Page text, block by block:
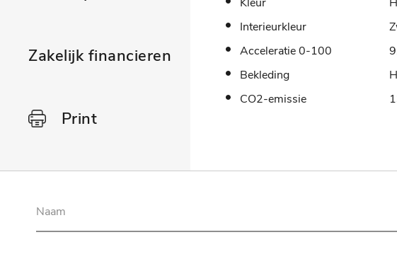
Zakelijk financieren
Print
Interieurkleur
Acceleratie 0-100
Bekleding
CO2-emissie